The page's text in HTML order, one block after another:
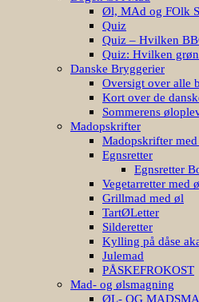
Øl, MAd og FOlk
Quiz
Quiz – Hvilken
Quiz: Hvilken
Danske Bryggerier
Oversigt over alle
Kort over de
Sommerens
Madopskrifter
Madopskrifter
Egnsretter
Egnsretter
Vegetarretter med
Grillmad med øl
TartØLetter
Silderetter
Kylling på dåse
Julemad
PÅSKEFROKOST
Mad- og ølsmagning
ØL- OG